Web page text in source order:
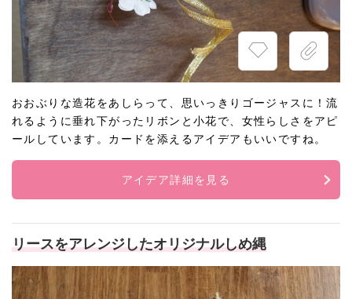
おおぶりな造花をあしらって、思いっきりゴージャスに！流
れるように垂れ下がったリボンと小花で、女性らしさをアピ
ールしています。カードを添えるアイデアもいいですね。
アイデア詳細を見る
リースをアレンジしたオリジナルしめ縄